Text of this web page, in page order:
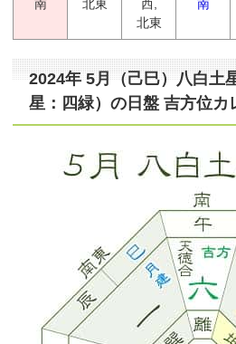
南
北東
西,
北東
南
2024年 5月（己巳）八白土
星：四緑）の日盤 吉方位カ